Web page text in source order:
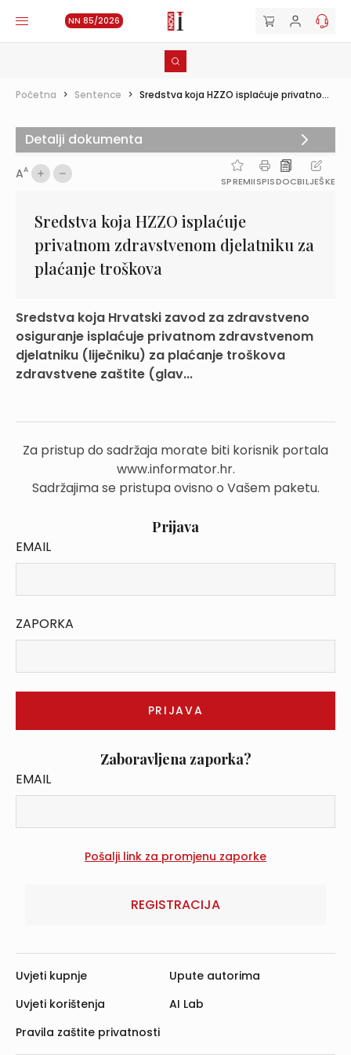
NN 85/2026
Početna > Sentence > Sredstva koja HZZO isplaćuje privatno...
AA
SPREMIISPISDOCBILJEŠKE
Sredstva koja HZZO isplaćuje
privatnom zdravstvenom djelatniku za
plaćanje troškova
Sredstva koja Hrvatski zavod za zdravstveno
osiguranje isplaćuje privatnom zdravstvenom
djelatniku (liječniku) za plaćanje troškova
zdravstvene zaštite (glav...
Za pristup do sadržaja morate biti korisnik portala
www.informator.hr.
Sadržajima se pristupa ovisno o Vašem paketu.
Prijava
EMAIL
ZAPORKA
Zaboravljena zaporka?
EMAIL
REGISTRACIJA
Detalji dokumenta
Uvjeti kupnje
Uvjeti korištenja
Pravila zaštite privatnosti
Upute autorima
AI Lab